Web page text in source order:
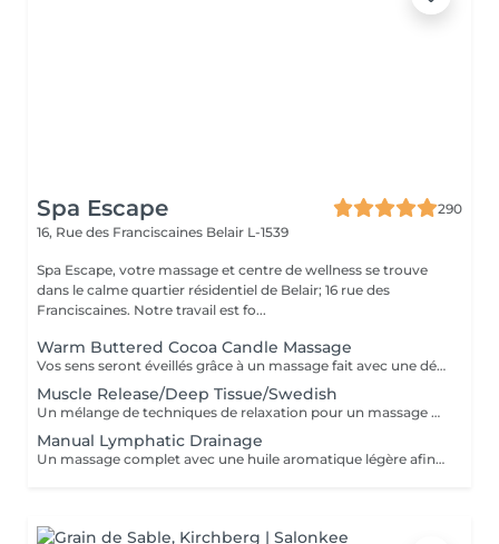
Spa Escape
290
16, Rue des Franciscaines Belair L-1539
Spa Escape, votre massage et centre de wellness se trouve
dans le calme quartier résidentiel de Belair; 16 rue des
Franciscaines. Notre travail est fo...
Warm Buttered Cocoa Candle Massage
Vos sens seront éveillés grâce à un massage fait avec une délicate barre fondante parfumée. Une douce et profonde relaxation s'installera et glissera sur votre corps en diffusant sa chaleur et sa douceur. Ce soin commence par un rafraîchissement stimulant des pieds pour favoriser la circulation sanguine et la relaxation. Pression légère à médium
Muscle Release/Deep Tissue/Swedish
Un mélange de techniques de relaxation pour un massage en profondeur adapté à la fatigue de vos muscles et à vos besoins afin d'éliminer le stress de notre quotidien. Ce soin commence par un rafraîchissement stimulant des pieds pour favoriser la circulation sanguine et la relaxation.
Manual Lymphatic Drainage
Un massage complet avec une huile aromatique légère afin d'éliminer les toxines de votre système lymphatique. Ce massage par pression très légère est cependant très efficace. Il élimine les toxines, réduit la rétention d'eau, C'est une merveilleuse detox pour votre corps